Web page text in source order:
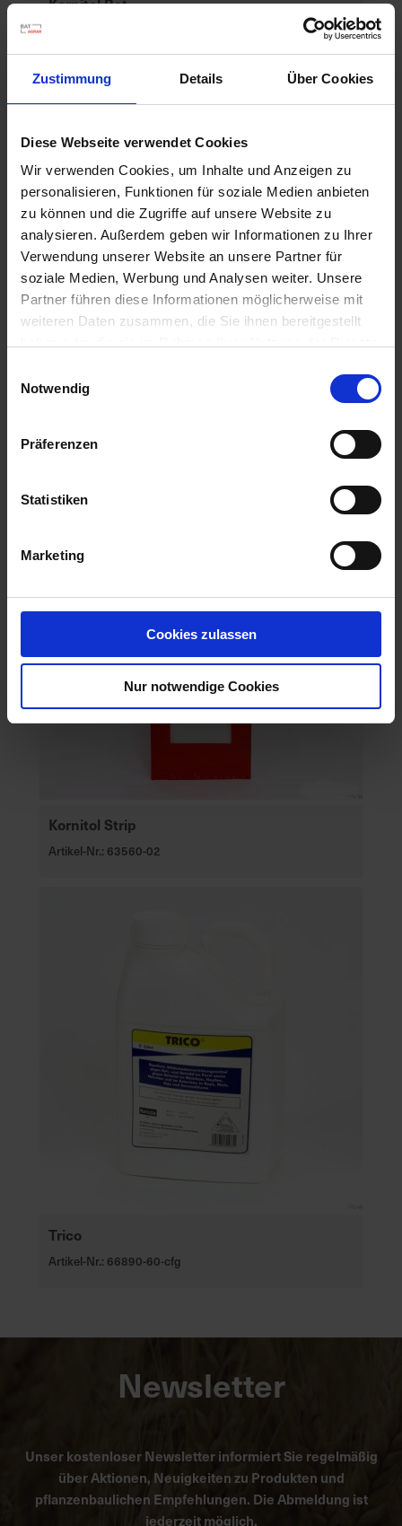
Zustimmung Details Über Cookies
Diese Webseite verwendet Cookies
Wir verwenden Cookies, um Inhalte und Anzeigen zu
personalisieren, Funktionen für soziale Medien anbieten
zu können und die Zugriffe auf unsere Website zu
analysieren. Außerdem geben wir Informationen zu Ihrer
Verwendung unserer Website an unsere Partner für
soziale Medien, Werbung und Analysen weiter. Unsere
Partner führen diese Informationen möglicherweise mit
weiteren Daten zusammen, die Sie ihnen bereitgestellt
Notwendig
Präferenzen
Statistiken
Marketing
Cookies zulassen
Nur notwendige Cookies
Artikel-Nr.: 68705-21
Kornitol Strip
Artikel-Nr.: 63560-02
Trico
Artikel-Nr.: 66890-60-cfg
Newsletter
Unser kostenloser Newsletter informiert Sie regelmäßig
über Aktionen, Neuigkeiten zu Produkten und
pflanzenbaulichen Empfehlungen. Die Abmeldung ist
jederzeit möglich.